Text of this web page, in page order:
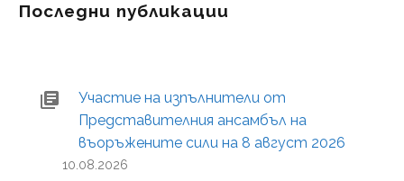
Последни публикации
Участие на изпълнители от
Представителния ансамбъл на
въоръжените сили на 8 август 2026
10.08.2026